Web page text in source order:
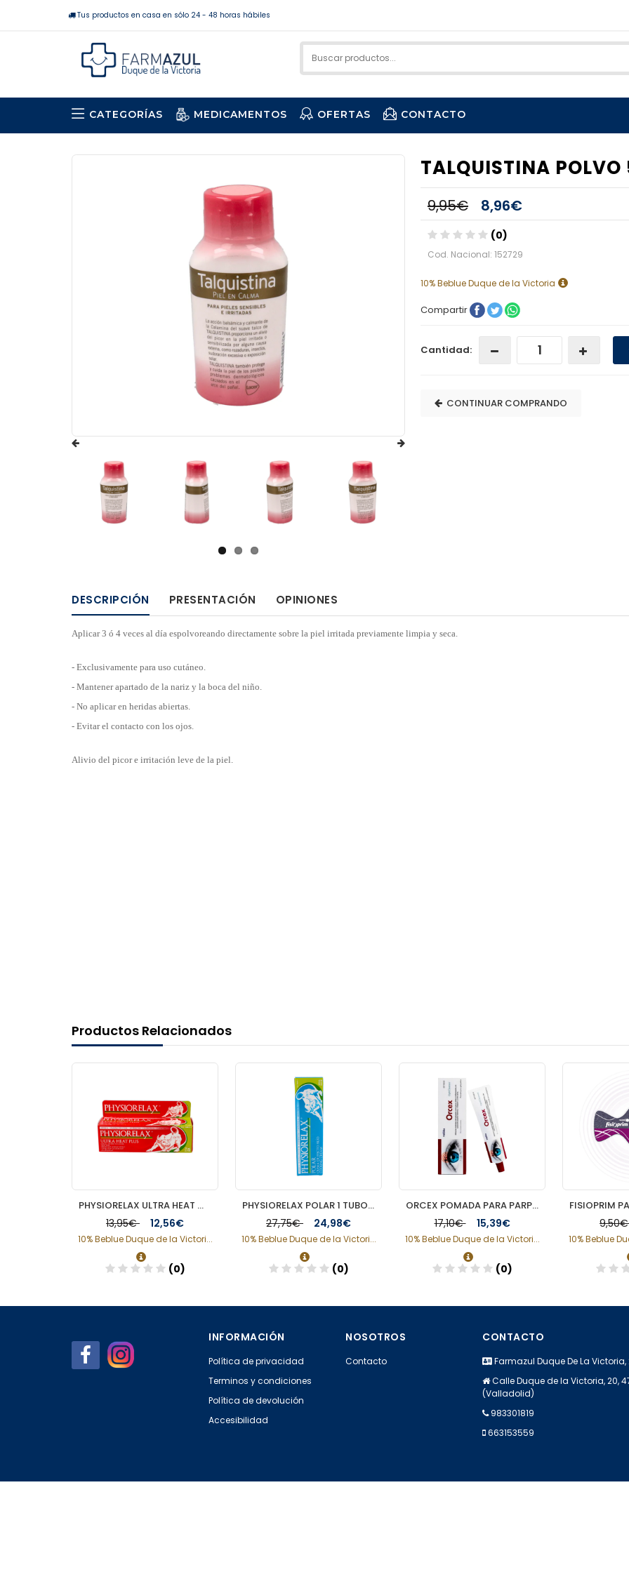
Tus productos en casa en sólo 24 - 48 horas hábiles
CATEGORÍAS MEDICAMENTOS OFERTAS CONTACTO
TALQUISTINA POLVO
9,95€ 8,96€
(0)
Cod. Nacional: 152729
10% Beblue Duque de la Victoria
Compartir
Cantidad:
CONTINUAR COMPRANDO
DESCRIPCIÓN PRESENTACIÓN OPINIONES
Aplicar 3 ó 4 veces al día espolvoreando directamente sobre la piel irritada previamente limpia y seca.
- Exclusivamente para uso cutáneo.
- Mantener apartado de la nariz y la boca del niño.
- No aplicar en heridas abiertas.
- Evitar el contacto con los ojos.
Alivio del picor e irritación leve de la piel.
Productos Relacionados
PHYSIORELAX ULTRA HEAT MASAJE DEPORTIVO 75 ML
13,95€ 12,56€
10% Beblue Duque de la Victori...
(0)
PHYSIORELAX POLAR 1 TUBO 250 ML
27,75€ 24,98€
10% Beblue Duque de la Victori...
(0)
ORCEX POMADA PARA PARPADOS 1 TUBO 15 G
17,10€ 15,39€
10% Beblue Duque de la Victori...
(0)
10% Beblue
INFORMACIÓN
Política de privacidad
Terminos y condiciones
Política de devolución
Accesibilidad
NOSOTROS
Contacto
CONTACTO
Farmazul Duque De La Victoria,
Calle Duque de la Victoria, 20,
(Valladolid)
983301819
663153559